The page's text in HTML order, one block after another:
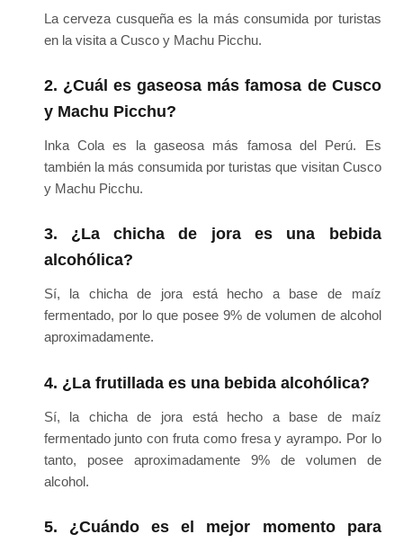
La cerveza cusqueña es la más consumida por turistas
en la visita a Cusco y Machu Picchu.
2. ¿Cuál es gaseosa más famosa de Cusco
y Machu Picchu?
Inka Cola es la gaseosa más famosa del Perú. Es
también la más consumida por turistas que visitan Cusco
y Machu Picchu.
3. ¿La chicha de jora es una bebida
alcohólica?
Sí, la chicha de jora está hecho a base de maíz
fermentado, por lo que posee 9% de volumen de alcohol
aproximadamente.
4. ¿La frutillada es una bebida alcohólica?
Sí, la chicha de jora está hecho a base de maíz
fermentado junto con fruta como fresa y ayrampo. Por lo
tanto, posee aproximadamente 9% de volumen de
alcohol.
5. ¿Cuándo es el mejor momento para